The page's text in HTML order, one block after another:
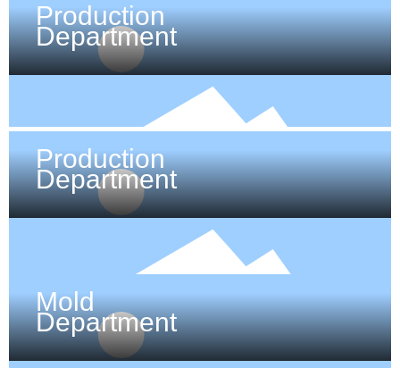
Production
Department
Production
Department
Mold
Department